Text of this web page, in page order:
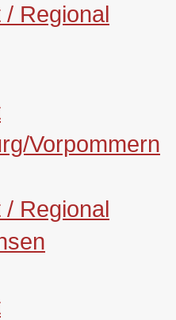
/ Regional
Vorpommern
/ Regional